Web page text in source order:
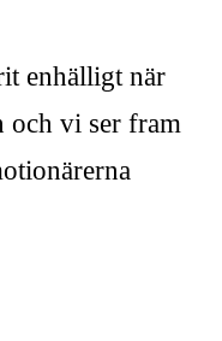
enhälligt när
och vi ser fram